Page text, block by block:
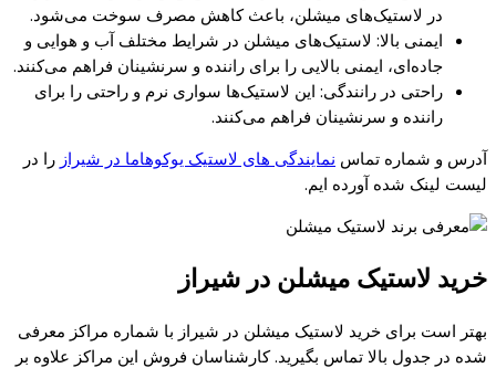
در لاستیک‌های میشلن، باعث کاهش مصرف سوخت می‌شود.
ایمنی بالا: لاستیک‌های میشلن در شرایط مختلف آب و هوایی و
جاده‌ای، ایمنی بالایی را برای راننده و سرنشینان فراهم می‌کنند.
راحتی در رانندگی: این لاستیک‌ها سواری نرم و راحتی را برای
راننده و سرنشینان فراهم می‌کنند.
آدرس و شماره تماس نمایندگی های لاستیک یوکوهاما در شیراز را در
لیست لینک شده آورده ایم.
خرید لاستیک میشلن در شیراز
بهتر است برای خرید لاستیک میشلن در شیراز با شماره مراکز معرفی
شده در جدول بالا تماس بگیرید. کارشناسان فروش این مراکز علاوه بر